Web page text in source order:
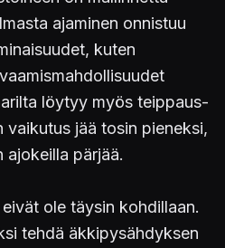
ajaminen onnistuu
kuten
löytyy myös teippaus-
vaikutus jää tosin pieneksi,
ajokeilla pärjää.
ole täysin kohdillaan.
tehdä äkkipysähdyksen